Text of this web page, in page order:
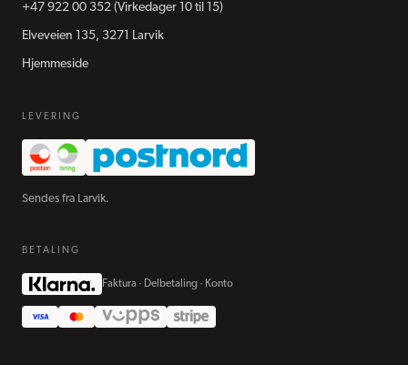
+47 922 00 352 (Virkedager 10 til 15)
Elveveien 135, 3271 Larvik
Hjemmeside
LEVERING
Sendes fra Larvik.
BETALING
Faktura · Delbetaling · Konto